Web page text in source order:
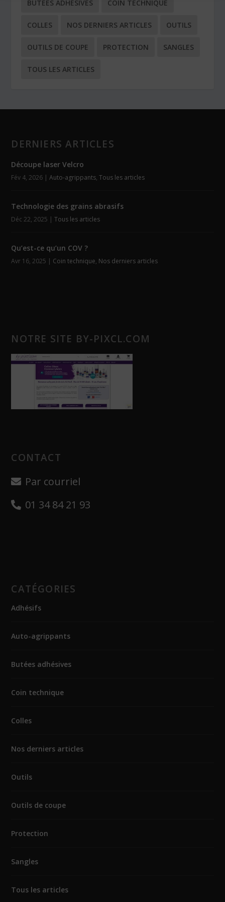
BUTÉES ADHÉSIVES COIN TECHNIQUE
COLLES NOS DERNIERS ARTICLES OUTILS
OUTILS DE COUPE PROTECTION SANGLES
TOUS LES ARTICLES
DERNIERS ARTICLES
Découpe laser Velcro
Fév 4, 2026 |Auto-agrippants,Tous les articles
Technologie des grains abrasifs
Déc 22, 2025 |Tous les articles
Qu’est-ce qu’un COV ?
Avr 16, 2025 | Coin technique, Nos derniers articles
NOTRE SITE BY-PIXCL.COM
CONTACT
Par courriel
01 34 84 21 93
CATÉGORIES
Adhésifs
Auto-agrippants
Butées adhésives
Coin technique
Colles
Nos derniers articles
Outils
Outils de coupe
Protection
Sangles
Tous les articles